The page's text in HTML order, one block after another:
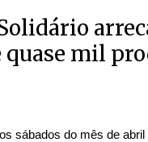
mil
sábados do mês de